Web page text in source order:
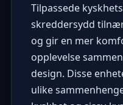
Tilpassede
skreddersydd
og gir en mer
opplevelse
design. Disse
ulike